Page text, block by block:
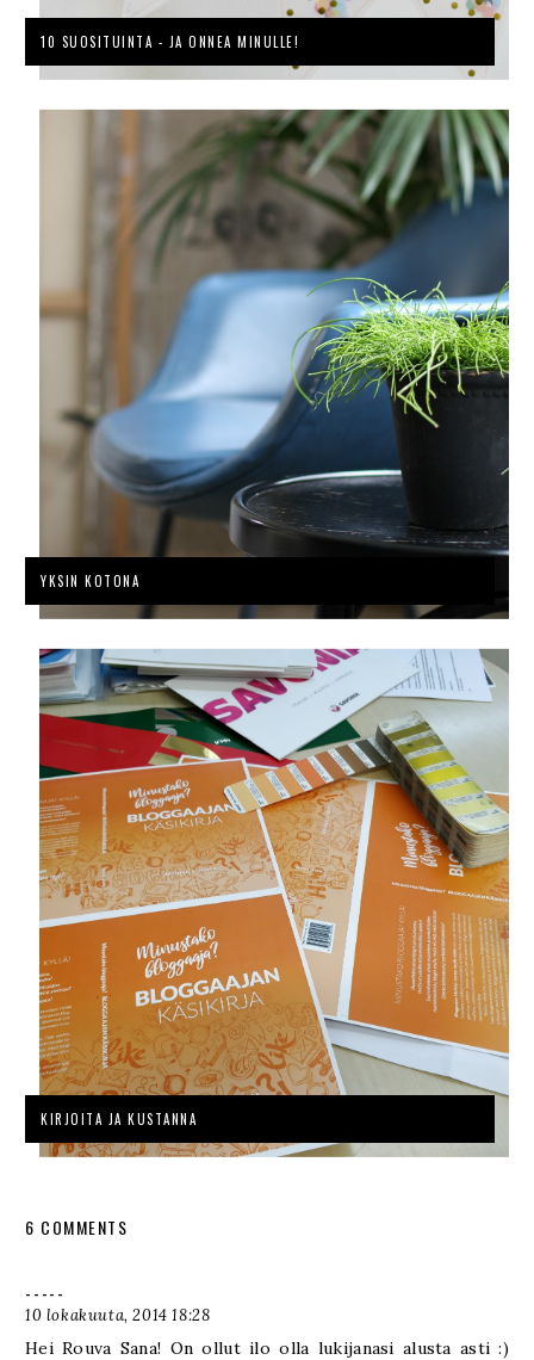
10 SUOSITUINTA - JA ONNEA MINULLE!
YKSIN KOTONA
KIRJOITA JA KUSTANNA
6 COMMENTS
-----
10 lokakuuta, 2014 18:28
Hei Rouva Sana! On ollut ilo olla lukijanasi alusta asti :)